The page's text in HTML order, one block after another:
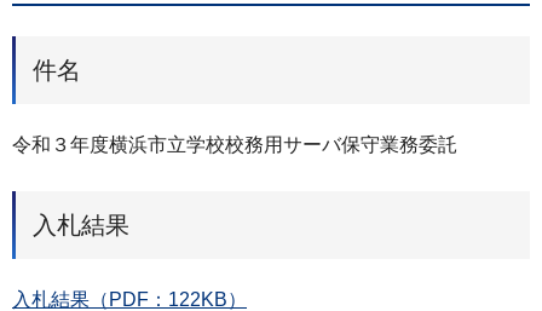
件名
令和３年度横浜市立学校校務用サーバ保守業務委託
入札結果
入札結果（PDF：122KB）